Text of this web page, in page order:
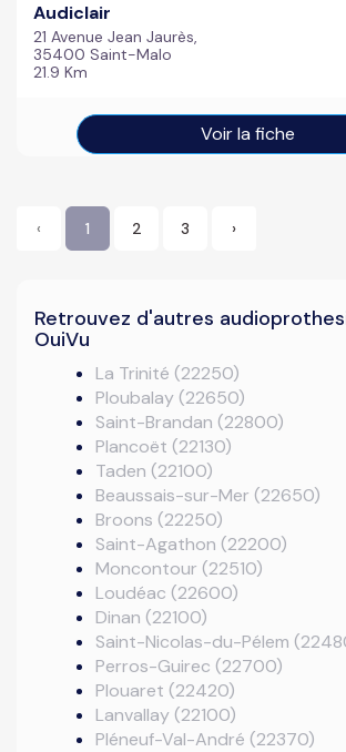
Audiclair
21 Avenue Jean Jaurès,
35400 Saint-Malo
21.9 Km
Voir la fiche
‹ 1 2 3 ›
Retrouvez d'autres
OuiVu
La Trinité (22250)
Ploubalay (22650)
Saint-Brandan (22800)
Plancoët (22130)
Taden (22100)
Beaussais-sur-Mer (22650)
Broons (22250)
Saint-Agathon (22200)
Moncontour (22510)
Loudéac (22600)
Dinan (22100)
Saint-Nicolas-du-Pélem
Perros-Guirec (22700)
Plouaret (22420)
Lanvallay (22100)
Pléneuf-Val-André (22370)